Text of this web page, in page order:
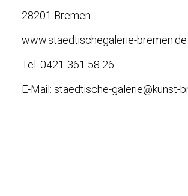
28201 Bremen
www.staedtischegalerie-bremen.de
Tel. 0421-361 58 26
E-Mail: staedtische-galerie@kunst-